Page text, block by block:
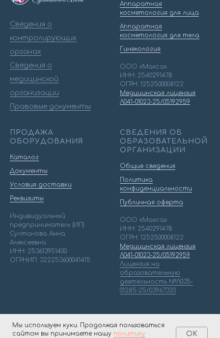
Сведения о
контролирующих
органах
Сведения о
медицинской
организации
Правовые документы
Аппаратная
косметология для лица
Аппаратная
косметология для тела
Гинекология
ООО «Макса»
ИНН: 2540291478
ОГРН: 1252500008122
Медицинская лицензия
Л041-01023-25/05192959
ПРОДАЖА
ОБОРУДОВАНИЯ
Каталог
Документы
Условия доставки
Реквизиты
Индивидуальный
предприниматель (ИП)
Султанова Анна
Алексеевна
ИНН: 253613951400
ОГРНИП: 322253600041415
СВЕДЕНИЯ ОБ
ОБРАЗОВАТЕЛЬНОЙ
ОРГАНИЗАЦИИ
Общие сведения
Политика
конфиденциальности
Публичная оферта
ООО «Макса»
ИНН: 2540291478
ОГРН: 1252500008122
Медицинская лицензия
Л041-01023-25/05192959
Лицензия на
образовательную
деятельность №Л035-
01285-25/03967320
Мы используем куки. Продолжая пользоваться
сайтом вы принимаете нашу политику OK